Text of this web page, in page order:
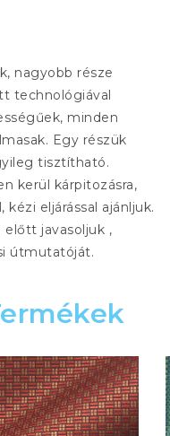
nagyobb része
technológiával
minden
Egy részük
tisztítható.
kerül kárpitozásra,
eljárással ajánljuk.
javasoljuk ,
útmutatóját.